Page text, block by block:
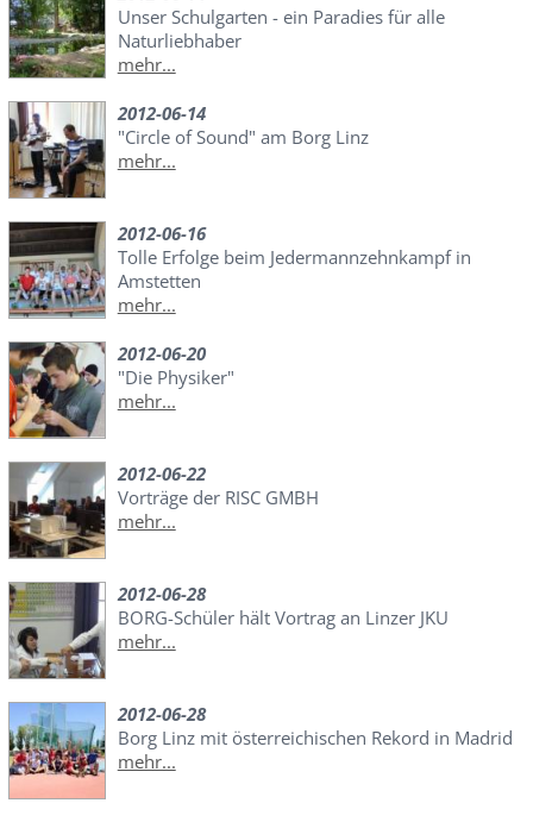
Unser Schulgarten - ein Paradies für alle
Naturliebhaber
mehr...
2012-06-14
"Circle of Sound" am Borg Linz
mehr...
2012-06-16
Tolle Erfolge beim Jedermannzehnkampf in
Amstetten
mehr...
2012-06-20
"Die Physiker"
mehr...
2012-06-22
Vorträge der RISC GMBH
mehr...
2012-06-28
BORG-Schüler hält Vortrag an Linzer JKU
mehr...
2012-06-28
Borg Linz mit österreichischen Rekord in Madrid
mehr...